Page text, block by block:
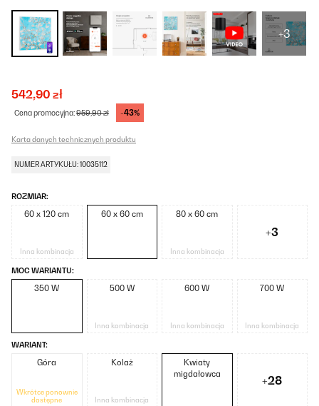
+3
542,90 zł
Cena promocyjna:959,90 zł -43%
Karta danych technicznych produktu
NUMER ARTYKUŁU: 10035112
ROZMIAR:
60 x 120 cm
Inna kombinacja
60 x 60 cm 80 x 60 cm
Inna kombinacja
+3
MOC WARIANTU:
350 W 500 W
Inna kombinacja
600 W
Inna kombinacja
700 W
Inna kombinacja
WARIANT:
Góra
Wkrótce ponownie
dostępne
Kolaż
Inna kombinacja
Kwiaty
migdałowca
+28